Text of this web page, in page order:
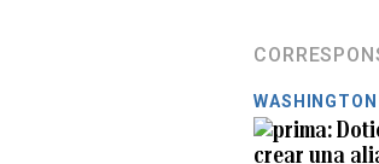
WASHINGTON
crear una